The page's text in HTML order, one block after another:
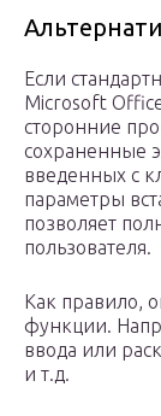
Если
Microsoft
сторонние
сохраненные
введенных с
параметры
позволяет
пользователя.
Как правило,
функции.
ввода или
и т.д.